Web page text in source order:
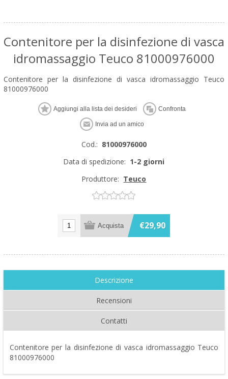
Contenitore per la disinfezione di vasca
idromassaggio Teuco 81000976000
Contenitore per la disinfezione di vasca idromassaggio Teuco
81000976000
Cod.: 81000976000
Data di spedizione: 1-2 giorni
Produttore: Teuco
€29,90
Descrizione
Recensioni
Contatti
Contenitore per la disinfezione di vasca idromassaggio Teuco
81000976000